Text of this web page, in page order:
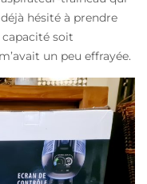
hésité à prendre
soit
un peu effrayée.